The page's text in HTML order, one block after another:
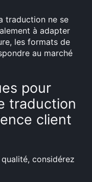
traduction ne se
à adapter
les formats de
au marché
pour
traduction
client
considérez